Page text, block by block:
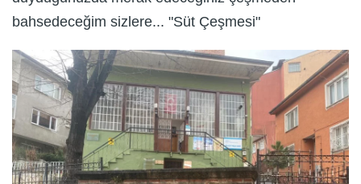
bahsedeceğim sizlere... "Süt Çeşmesi"